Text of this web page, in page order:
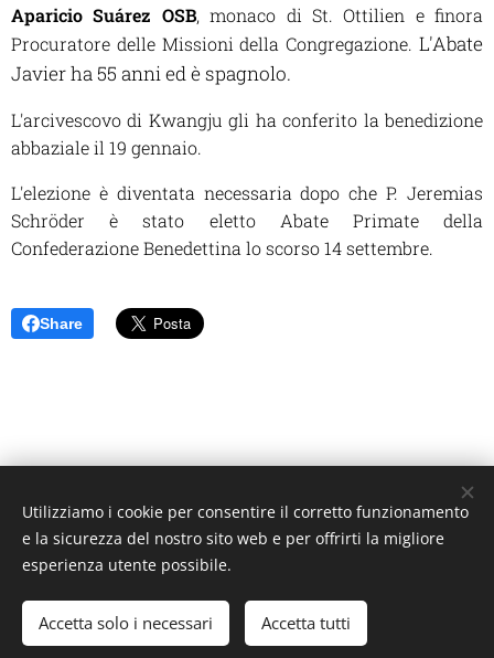
Aparicio Suárez OSB, monaco di St. Ottilien e finora
Procuratore delle Missioni della Congregazione. L'Abate
Javier ha 55 anni ed è spagnolo.
L'arcivescovo di Kwangju gli ha conferito la benedizione
abbaziale il 19 gennaio.
L'elezione è diventata necessaria dopo che P. Jeremias
Schröder è stato eletto Abate Primate della
Confederazione Benedettina lo scorso 14 settembre.
Share
Unione Superiori Generali - Via dei Penitenzieri 19 -00193 ROMA
Cookies
Lingue
Italiano
English Français Español
Utilizziamo i cookie per consentire il corretto funzionamento
e la sicurezza del nostro sito web e per offrirti la migliore
esperienza utente possibile.
Accetta solo i necessari Accetta tutti